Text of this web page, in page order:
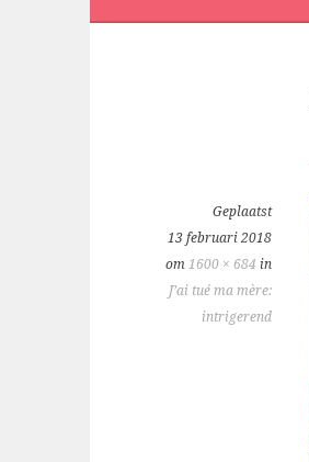
Geplaatst
13 februari 2018
om 1600 × 684 in
J’ai tué ma mère:
intrigerend